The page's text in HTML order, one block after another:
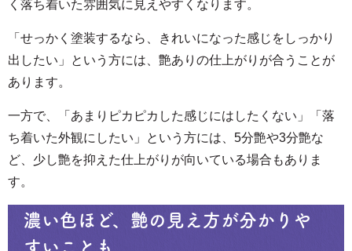
く落ち着いた雰囲気に見えやすくなります。
「せっかく塗装するなら、きれいになった感じをしっかり
出したい」という方には、艶ありの仕上がりが合うことが
あります。
一方で、「あまりピカピカした感じにはしたくない」「落
ち着いた外観にしたい」という方には、5分艶や3分艶な
ど、少し艶を抑えた仕上がりが向いている場合もありま
す。
濃い色ほど、艶の見え方が分かりや
すいことも